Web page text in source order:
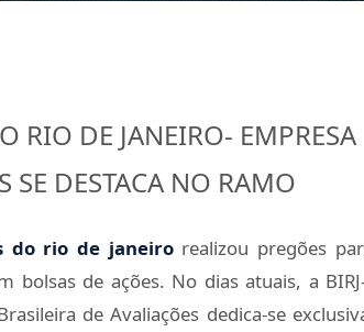
RIO DE JANEIRO- EMPRESA
SE DESTACA NO RAMO
do rio de janeirorealizou pregões
bolsas de ações. No dias atuais, a
de Avaliações dedica-se